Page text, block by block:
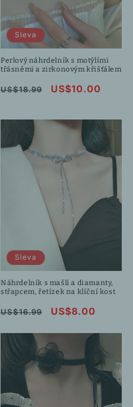
Sleva
Perlový náhrdelník s motýlími
třásněmi a zirkonovým křišťálem
Běžná
US$18.99
Výprodejová
US$10.00
Sleva
Náhrdelník s mašlí a diamanty,
střapcem, řetízek na klíční kost
Běžná
US$16.99
Výprodejová
US$8.00